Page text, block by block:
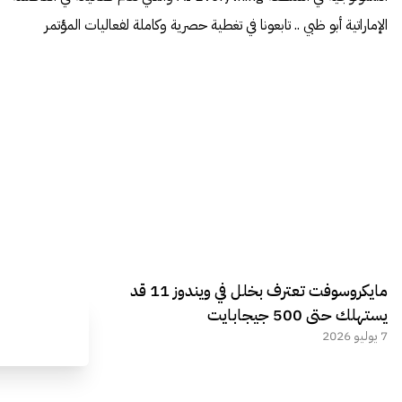
الإماراتية أبو ظبي .. تابعونا في تغطية حصرية وكاملة لفعاليات المؤتمر
مايكروسوفت تعترف بخلل في ويندوز 11 قد
يستهلك حتى 500 جيجابايت
7 يوليو 2026